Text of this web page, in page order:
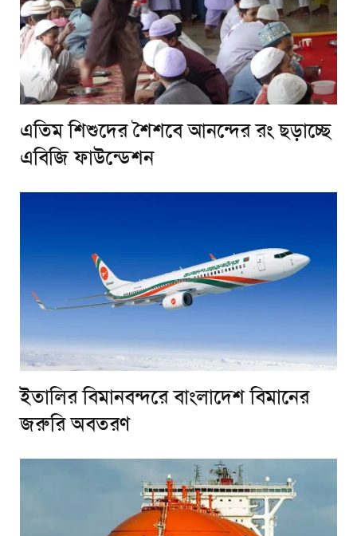
এতিম শিশুদের শৈশবে আনন্দের রং ছড়াচ্ছে
এবিজি ফাউন্ডেশন
ইতালির বিমানবন্দরে বাংলাদেশ বিমানের
জরুরি অবতরণ